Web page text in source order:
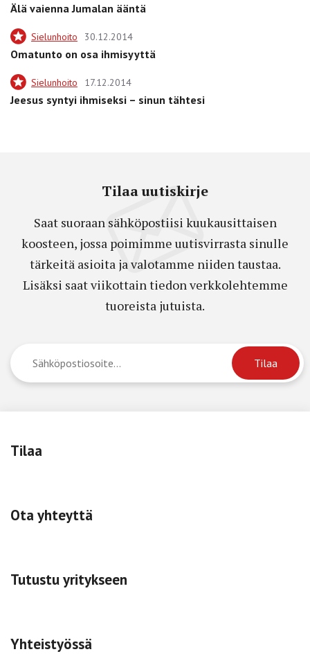
Älä vaienna Jumalan ääntä
Sielunhoito 30.12.2014
Omatunto on osa ihmisyyttä
Sielunhoito 17.12.2014
Jeesus syntyi ihmiseksi – sinun tähtesi
Tilaa uutiskirje
Saat suoraan sähköpostiisi kuukausittaisen
koosteen, jossa poimimme uutisvirrasta sinulle
tärkeitä asioita ja valotamme niiden taustaa.
Lisäksi saat viikottain tiedon verkkolehtemme
tuoreista jutuista.
Tilaa
Ota yhteyttä
Tutustu yritykseen
Yhteistyössä